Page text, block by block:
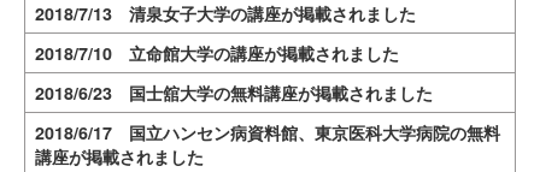
2018/7/13 清泉女子大学の講座が掲載されました
2018/7/10 立命館大学の講座が掲載されました
2018/6/23 国士舘大学の無料講座が掲載されました
2018/6/17 国立ハンセン病資料館、東京医科大学病院の無料
講座が掲載されました